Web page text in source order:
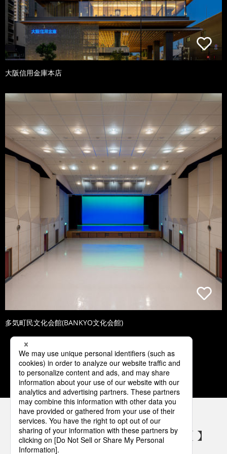
大阪信用金庫本店
多気町民文化会館(BANKYO文化会館)
1 2 3 4 5
パナソニックの電気設備 SNSアカウント